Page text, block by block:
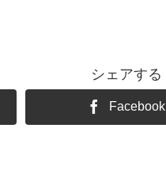
シェアする
Facebook